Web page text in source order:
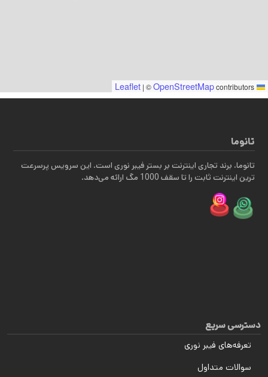
Leaflet
| ©OpenStreetMapcontributors
تانوما
تانوما، برند تجاری اینترنت بر بستر فیبر نوری است. این سرویس پرسرعت
ترین اینترنت ثابت را تا سقف 1000 مگ ارائه می‌دهد.
دسترسی سریع
تعرفه‌های فیبر نوری
سوالات متداول